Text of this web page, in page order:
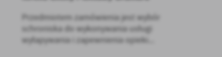
Przedmiotem zamówienia jest wybór
schroniska do wykonywania usługi
wyłapywania i zapewnienia opieki...